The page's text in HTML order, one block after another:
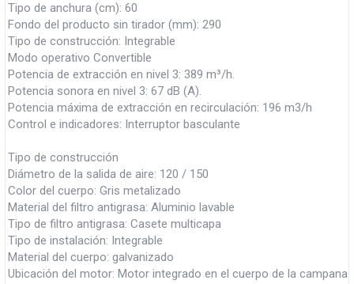
Tipo de anchura (cm): 60
Fondo del producto sin tirador (mm): 290
Tipo de construcción: Integrable
Modo operativo Convertible
Potencia de extracción en nivel 3: 389 m³/h.
Potencia sonora en nivel 3: 67 dB (A).
Potencia máxima de extracción en recirculación: 196 m3/h
Control e indicadores: Interruptor basculante
Tipo de construcción
Diámetro de la salida de aire: 120 / 150
Color del cuerpo: Gris metalizado
Material del filtro antigrasa: Aluminio lavable
Tipo de filtro antigrasa: Casete multicapa
Tipo de instalación: Integrable
Material del cuerpo: galvanizado
Ubicación del motor: Motor integrado en el cuerpo de la campana